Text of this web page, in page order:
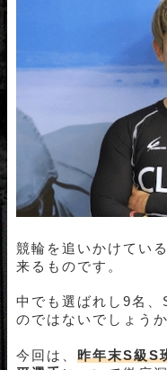
競輪を追いかけてい
来るものです。
中でも選ばれし9名
のではないでしょうか
今回は、 昨年末S級S